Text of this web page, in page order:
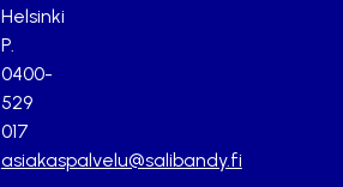
Helsinki
P.
0400-
529
017
asiakaspalvelu@salibandy.fi